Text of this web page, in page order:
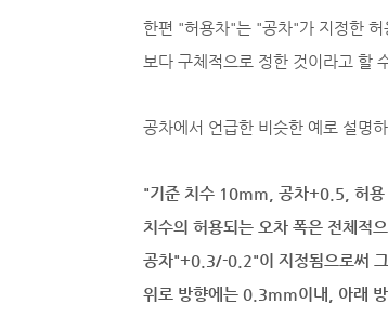
한편 "허용차"는 "공차"가 지정한 허
보다 구체적으로 정한 것이라고 할
공차에서 언급한 비슷한 예로 설명하
"기준 치수 10mm, 공차+0.5, 허
치수의 허용되는 오차 폭은 전체적
공차"+0.3/-0.2"이 지정됨으로써
위로 방향에는 0.3mm이내, 아래